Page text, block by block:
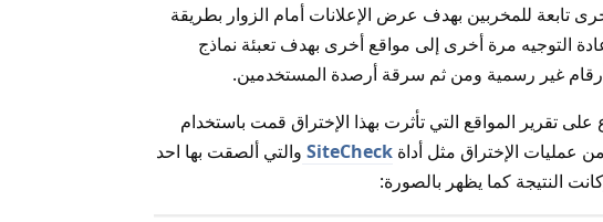
تابعة للمخربين بهدف عرض الإعلانات أمام الزوار بطريقة
التوجيه مرة أخرى إلى مواقع أخرى بهدف تعبئة نماذج
بأرقام غير رسمية ومن ثم سرقة أرصدة المستخدمين.
على تقرير المواقع التي تأثرت بهذا الإختراق قمت باستخدام
عمليات الإختراق مثل أداة SiteCheck والتي ألصقت بها احد
النتيجة كما يظهر بالصورة: